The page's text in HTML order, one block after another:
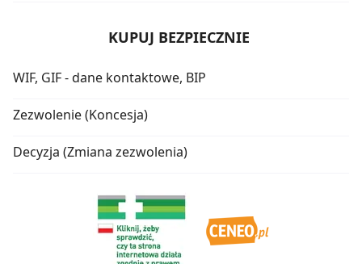
KUPUJ BEZPIECZNIE
WIF, GIF - dane kontaktowe, BIP
Zezwolenie (Koncesja)
Decyzja (Zmiana zezwolenia)